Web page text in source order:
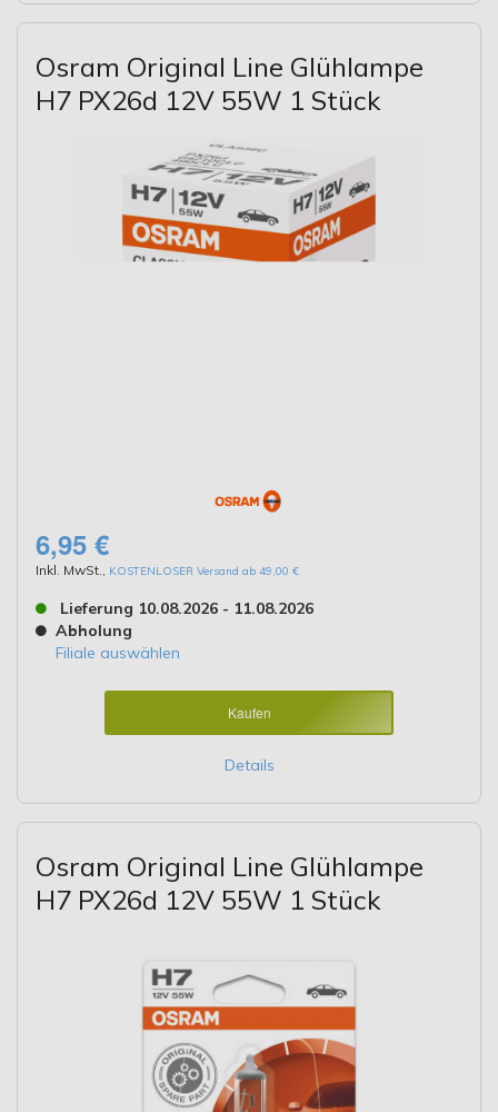
Osram Original Line Glühlampe
H7 PX26d 12V 55W 1 Stück
6,95 €
Inkl. MwSt. KOSTENLOSER Versand ab 49,00 €
Lieferung 10.08.2026 - 11.08.2026
Abholung
Filiale auswählen
Kaufen
Details
Osram Original Line Glühlampe
H7 PX26d 12V 55W 1 Stück